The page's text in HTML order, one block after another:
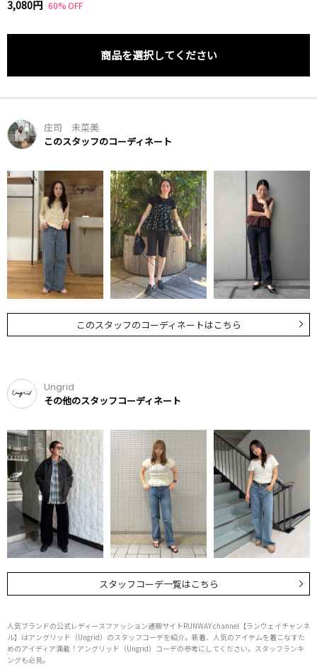
3,080円 60% OFF
商品を選択してください
庄司 未菜美
このスタッフのコーディネート
このスタッフのコーディネートはこちら
Ungrid
その他のスタッフコーディネート
スタッフコーデ一覧はこちら
人気ブランドの公式レディースファッション通販サイトRUNWAY channel【ランウェイチャンネ
ル】はアングリッド（Ungrid）のスタッフコーデを紹介。新着、人気のアイテムを着こなすた
めのアイディア満載！アングリッド（Ungrid）コーデの参考にしてください。スタッフランキ
ングも必見。